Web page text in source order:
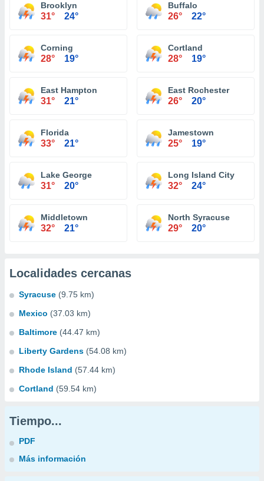
Brooklyn
31° 24°
Buffalo
26° 22°
Corning
28° 19°
Cortland
28° 19°
East Hampton
31° 21°
East Rochester
26° 20°
Florida
33° 21°
Jamestown
25° 19°
Lake George
31° 20°
Long Island City
32° 24°
Middletown
32° 21°
North Syracuse
29° 20°
Localidades cercanas
Syracuse (9.75 km)
Mexico (37.03 km)
Baltimore (44.47 km)
Liberty Gardens (54.08 km)
Rhode Island (57.44 km)
Cortland (59.54 km)
Tiempo...
PDF
Más información